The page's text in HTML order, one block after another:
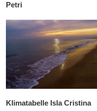
Petri
Klimatabelle Isla Cristina